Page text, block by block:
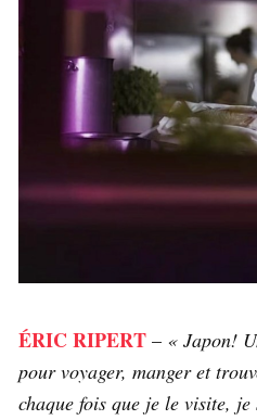
ÉRIC RIPERT – « Japon!
pour voyager, manger et
chaque fois que je le visite, je